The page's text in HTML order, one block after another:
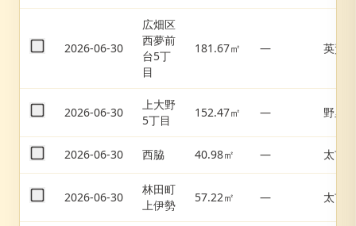
2026-06-30
広畑区
西夢前
台5丁
目
181.67㎡ — 英賀保
2026-06-30
上大野
5丁目
152.47㎡ — 野里
2026-06-30 西脇 40.98㎡ — 太市
2026-06-30
林田町
上伊勢
57.22㎡ — 太市